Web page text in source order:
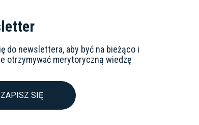
do newslettera, aby być na bieżąco i
otrzymywać merytoryczną wiedzę
ZAPISZ SIĘ